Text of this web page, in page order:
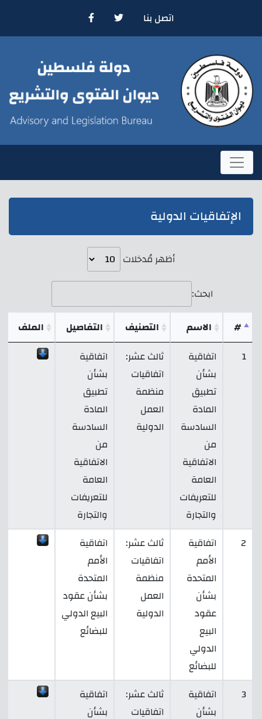
اتصل بنا
الإتفاقيات الدولية
أظهر مُدخلات
ابحث:
#
الاسم التصنيف التفاصيل
الملف
1
اتفاقية
بشأن
تطبيق
المادة
السادسة
من
الاتفاقية
العامة
للتعريفات
والتجارة
ثالث عشر:
اتفاقيات
منظمة
العمل
الدولية
اتفاقية
بشأن
تطبيق
المادة
السادسة
من
الاتفاقية
العامة
للتعريفات
والتجارة
2
اتفاقية
الأمم
المتحدة
بشأن
عقود
البيع
الدولي
للبضائع
ثالث عشر:
اتفاقيات
منظمة
العمل
الدولية
اتفاقية
الأمم
المتحدة
بشأن عقود
البيع الدولي
للبضائع
3
اتفاقية
بشأن
ثالث عشر:
اتفاقيات
اتفاقية
بشأن